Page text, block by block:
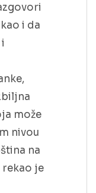
i da
može
nivou
na
je